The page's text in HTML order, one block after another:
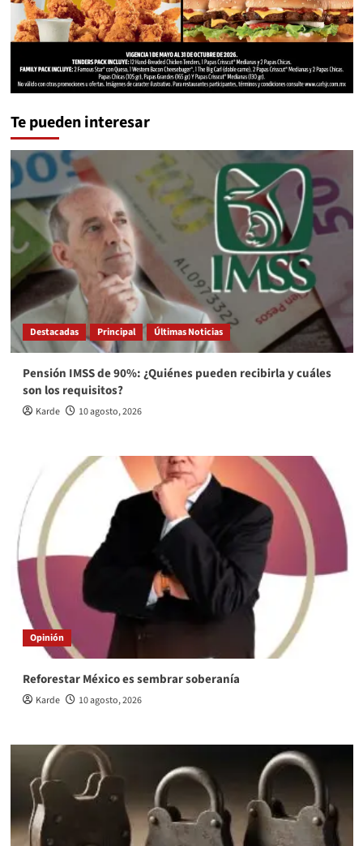
Te pueden interesar
Destacadas Principal Últimas Noticias
Pensión IMSS de 90%: ¿Quiénes pueden recibirla y cuáles
son los requisitos?
Karde 10 agosto, 2026
Opinión
Reforestar México es sembrar soberanía
Karde 10 agosto, 2026